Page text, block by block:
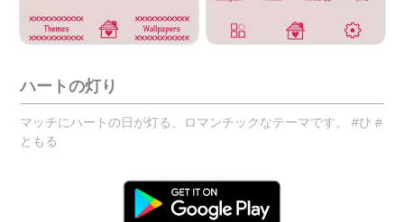
ハートの灯り
マッチにハートの日が灯る、ロマンチックなテーマです。 #ひ #
ともる